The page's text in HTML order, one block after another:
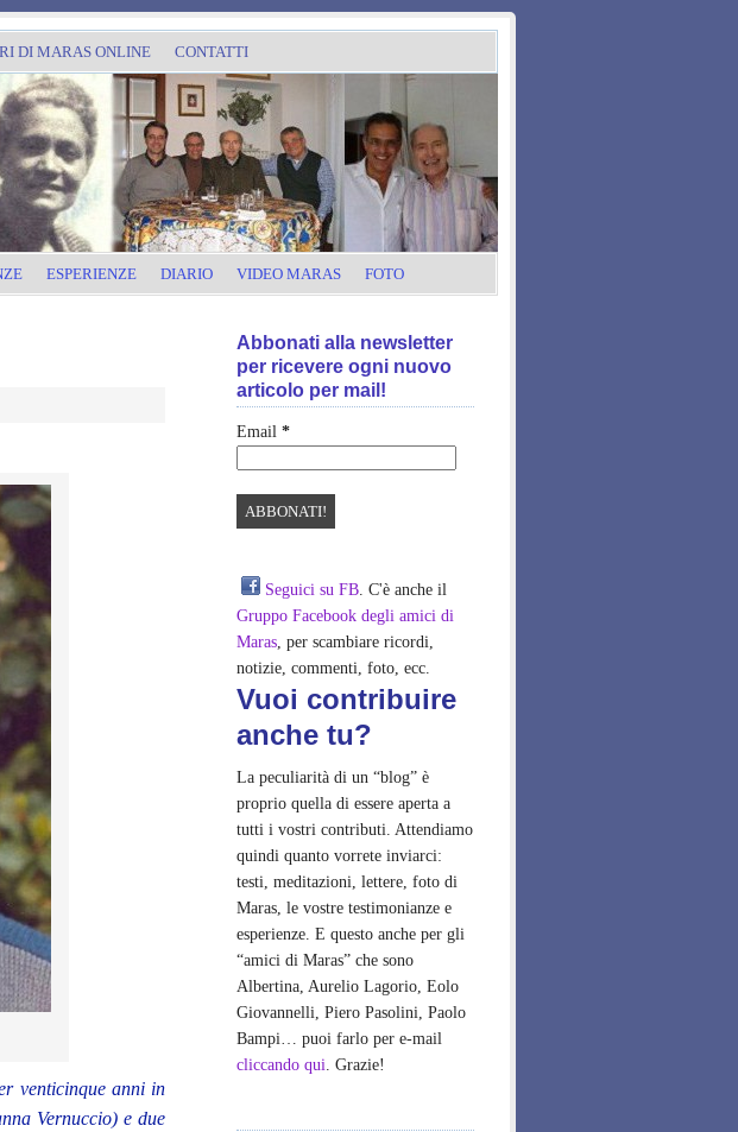
DI MARAS ONLINE CONTATTI
ESPERIENZE DIARIO VIDEO MARAS FOTO
venticinque anni in
Vernuccio) e due
Abbonati alla newsletter
per ricevere ogni nuovo
articolo per mail!
Email *
Seguici su FB. C'è anche il
Gruppo Facebook degli amici di
Maras, per scambiare ricordi,
notizie, commenti, foto, ecc.
Vuoi contribuire
anche tu?
La peculiarità di un “blog” è
proprio quella di essere aperta a
tutti i vostri contributi. Attendiamo
quindi quanto vorrete inviarci:
testi, meditazioni, lettere, foto di
Maras, le vostre testimonianze e
esperienze. E questo anche per gli
“amici di Maras” che sono
Albertina, Aurelio Lagorio, Eolo
Giovannelli, Piero Pasolini, Paolo
Bampi… puoi farlo per e-mail
cliccando qui. Grazie!